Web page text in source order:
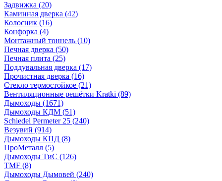
Задвижка (20)
Каминная дверка (42)
Колосник (16)
Конфорка (4)
Монтажный тоннель (10)
Печная дверка (50)
Печная плита (25)
Поддувальная дверка (17)
Прочистная дверка (16)
Стекло термостойкое (21)
Вентиляционные решётки Kratki (89)
Дымоходы (1671)
Дымоходы КДМ (51)
Schiedel Permeter 25 (240)
Везувий (914)
Дымоходы КПД (8)
ПроМеталл (5)
Дымоходы ТиС (126)
TMF (8)
Дымоходы Дымовей (240)